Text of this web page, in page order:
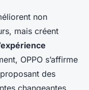
non
mais créent
OPPO s’affirme
des
changeantes